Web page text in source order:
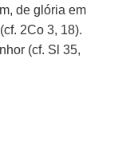
de glória em
2Co 3, 18).
(cf. Sl 35,